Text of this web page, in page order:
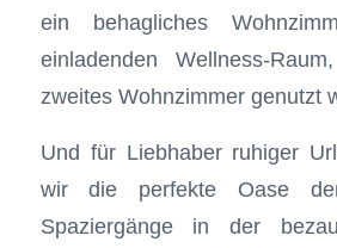
ein behagliches
einladenden Wellness-
zweites Wohnzimmer genutzt
Und für Liebhaber ruhiger
wir die perfekte Oase der
Spaziergänge in der